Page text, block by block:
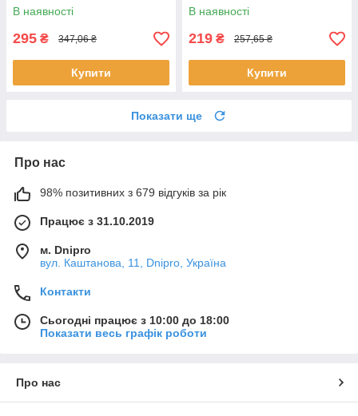
В наявності
295 ₴ 347,06 ₴
Купити
В наявності
219 ₴ 257,65 ₴
Купити
Показати ще
Про нас
98% позитивних з 679 відгуків за рік
Працює з 31.10.2019
м. Dnipro
вул. Каштанова, 11, Dnipro, Україна
Контакти
Сьогодні працює з 10:00 до 18:00
Показати весь графік роботи
Про нас